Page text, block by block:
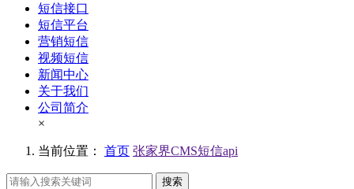
短信接口
短信平台
营销短信
视频短信
新闻中心
关于我们
公司简介
×
当前位置： 首页 张家界CMS短信api
搜索